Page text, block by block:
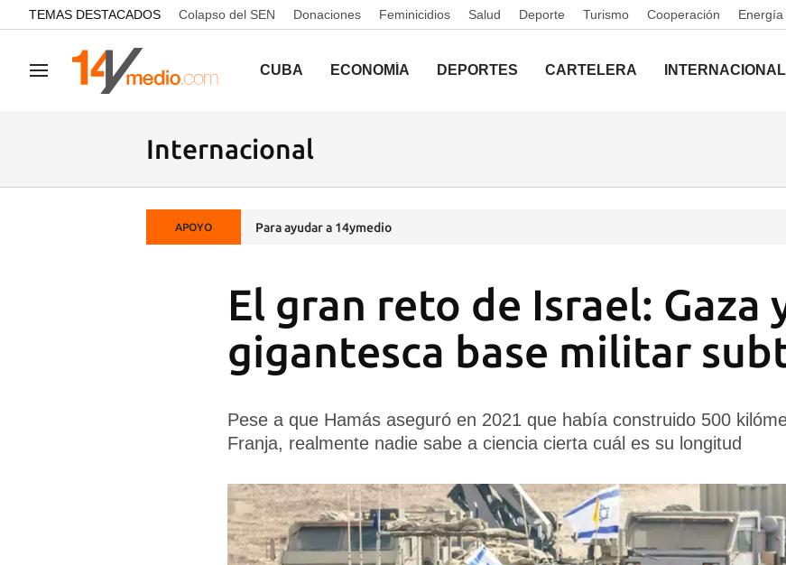
common.go-to-content
TEMAS DESTACADOS Colapso del SEN Donaciones Feminicidios Salud Deporte Turismo Cooperación Energía
Navegación CUBA ECONOMÍA DEPORTES CARTELERA INTERNACIONAL
Internacional
APOYO Para ayudar a 14ymedio
El gran reto de Israel: Gaza
gigantesca base militar
Pese a que Hamás aseguró en 2021 que había construido 500
Franja, realmente nadie sabe a ciencia cierta cuál es su longitud